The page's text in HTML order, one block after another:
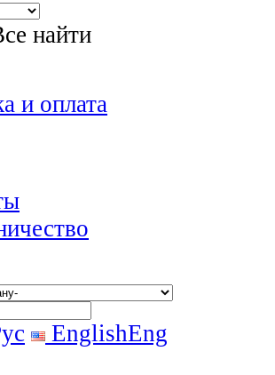
найти
и оплата
EnglishEng